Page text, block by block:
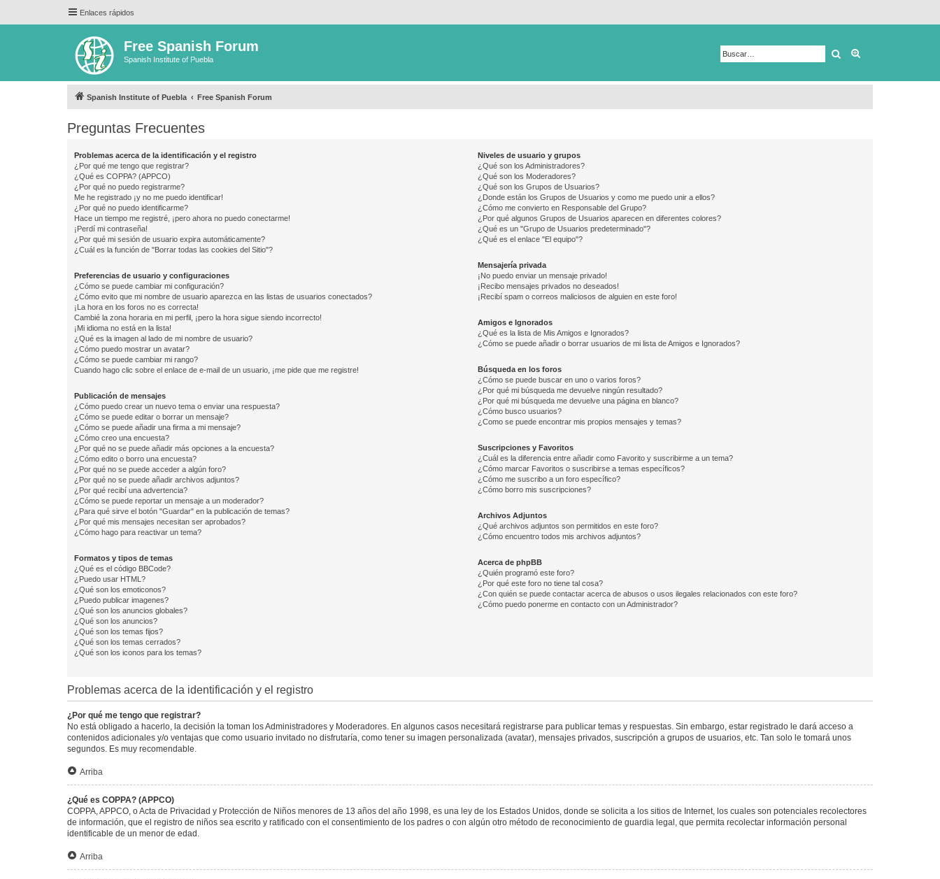
Enlaces rápidos
Free Spanish Forum
Spanish Institute of Puebla Buscar
Spanish Institute of Puebla Free Spanish Forum
Preguntas Frecuentes
Problemas acerca de la identificación y el registro
¿Por qué me tengo que registrar?
¿Qué es COPPA? (APPCO)
¿Por qué no puedo registrarme?
Me he registrado ¡y no me puedo identificar!
¿Por qué no puedo identificarme?
Hace un tiempo me registré, ¡pero ahora no puedo conectarme!
¡Perdí mi contraseña!
¿Por qué mi sesión de usuario expira automáticamente?
¿Cuál es la función de "Borrar todas las cookies del Sitio"?
Preferencias de usuario y configuraciones
¿Cómo se puede cambiar mi configuración?
¿Cómo evito que mi nombre de usuario aparezca en las listas de usuarios conectados?
¡La hora en los foros no es correcta!
Cambié la zona horaria en mi perfil, ¡pero la hora sigue siendo incorrecto!
¡Mi idioma no está en la lista!
¿Qué es la imagen al lado de mi nombre de usuario?
¿Cómo puedo mostrar un avatar?
¿Cómo se puede cambiar mi rango?
Cuando hago clic sobre el enlace de e-mail de un usuario, ¡me pide que me registre!
Publicación de mensajes
¿Cómo puedo crear un nuevo tema o enviar una respuesta?
¿Cómo se puede editar o borrar un mensaje?
¿Cómo se puede añadir una firma a mi mensaje?
¿Cómo creo una encuesta?
¿Por qué no se puede añadir más opciones a la encuesta?
¿Cómo edito o borro una encuesta?
¿Por qué no se puede acceder a algún foro?
¿Por qué no se puede añadir archivos adjuntos?
¿Por qué recibí una advertencia?
¿Cómo se puede reportar un mensaje a un moderador?
¿Para qué sirve el botón "Guardar" en la publicación de temas?
¿Por qué mis mensajes necesitan ser aprobados?
¿Cómo hago para reactivar un tema?
Formatos y tipos de temas
¿Qué es el código BBCode?
¿Puedo usar HTML?
¿Qué son los emoticonos?
¿Puedo publicar imagenes?
¿Qué son los anuncios globales?
¿Qué son los anuncios?
¿Qué son los temas fijos?
¿Qué son los temas cerrados?
¿Qué son los iconos para los temas?
Niveles de usuario y grupos
¿Qué son los Administradores?
¿Qué son los Moderadores?
¿Qué son los Grupos de Usuarios?
¿Donde están los Grupos de Usuarios y como me puedo unir a ellos?
¿Cómo me convierto en Responsable del Grupo?
¿Por qué algunos Grupos de Usuarios aparecen en diferentes colores?
¿Qué es un "Grupo de Usuarios predeterminado"?
¿Qué es el enlace "El equipo"?
Mensajería privada
¡No puedo enviar un mensaje privado!
¡Recibo mensajes privados no deseados!
¡Recibí spam o correos maliciosos de alguien en este foro!
Amigos e Ignorados
¿Qué es la lista de Mis Amigos e Ignorados?
¿Cómo se puede añadir o borrar usuarios de mi lista de Amigos e Ignorados?
Búsqueda en los foros
¿Cómo se puede buscar en uno o varios foros?
¿Por qué mi búsqueda me devuelve ningún resultado?
¿Por qué mi búsqueda me devuelve una página en blanco?
¿Cómo busco usuarios?
¿Como se puede encontrar mis propios mensajes y temas?
Suscripciones y Favoritos
¿Cuál es la diferencia entre añadir como Favorito y suscribirme a un tema?
¿Cómo marcar Favoritos o suscribirse a temas específicos?
¿Cómo me suscribo a un foro específico?
¿Cómo borro mis suscripciones?
Archivos Adjuntos
¿Qué archivos adjuntos son permitidos en este foro?
¿Cómo encuentro todos mis archivos adjuntos?
Acerca de phpBB
¿Quién programó este foro?
¿Por qué este foro no tiene tal cosa?
¿Con quién se puede contactar acerca de abusos o usos ilegales relacionados con este foro?
¿Cómo puedo ponerme en contacto con un Administrador?
Problemas acerca de la identificación y el registro
¿Por qué me tengo que registrar?
No está obligado a hacerlo, la decisión la toman los Administradores y Moderadores. En algunos casos necesitará registrarse para publicar temas y respuestas. Sin embargo, estar registrado le dará acceso a
contenidos adicionales y/o ventajas que como usuario invitado no disfrutaría, como tener su imagen personalizada (avatar), mensajes privados, suscripción a grupos de usuarios, etc. Tan solo le tomará unos
segundos. Es muy recomendable.
Arriba
¿Qué es COPPA? (APPCO)
COPPA, APPCO, o Acta de Privacidad y Protección de Niños menores de 13 años del año 1998, es una ley de los Estados Unidos, donde se solicita a los sitios de Internet, los cuales son potenciales recolectores
de información, que el registro de niños sea escrito y ratificado con el consentimiento de los padres o con algún otro método de reconocimiento de guardia legal, que permita recolectar información personal
identificable de un menor de edad.
Arriba